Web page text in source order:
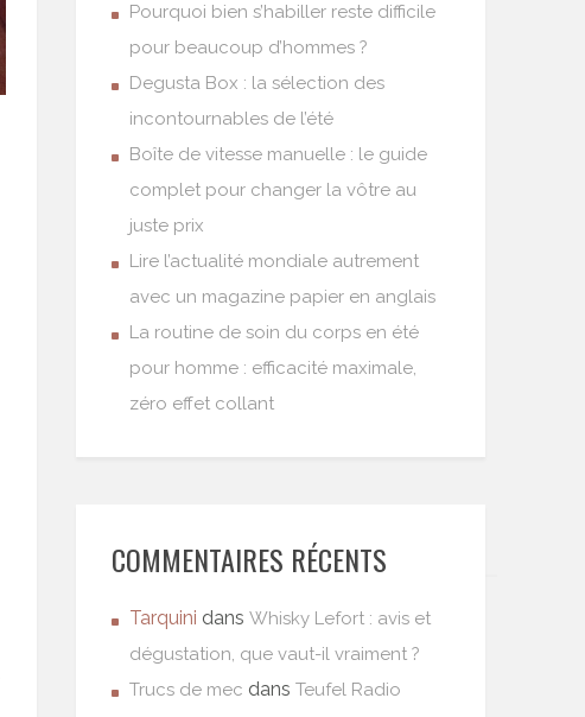
Pourquoi bien s’habiller reste difficile
pour beaucoup d’hommes ?
Degusta Box : la sélection des
incontournables de l’été
Boîte de vitesse manuelle : le guide
complet pour changer la vôtre au
juste prix
Lire l’actualité mondiale autrement
avec un magazine papier en anglais
La routine de soin du corps en été
pour homme : efficacité maximale,
zéro effet collant
COMMENTAIRES RÉCENTS
Tarquini dans Whisky Lefort : avis et
dégustation, que vaut-il vraiment ?
Trucs de mec dans Teufel Radio